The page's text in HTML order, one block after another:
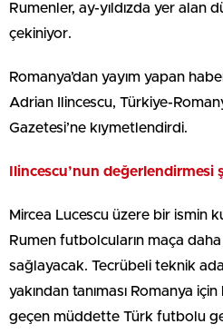
Rumenler, ay-yıldızda yer alan
çekiniyor.
Romanya’dan yayım yapan
Adrian Ilincescu, Türkiye-
Gazetesi’ne kıymetlendirdi.
Ilincescu’nun değerlendirmesi
Mircea Lucescu üzere bir ismin
Rumen futbolcuların maça
sağlayacak. Tecrübeli teknik
yakından tanıması Romanya
geçen müddette Türk futbolu